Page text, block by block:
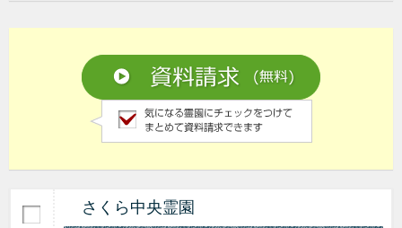
さくら中央霊園